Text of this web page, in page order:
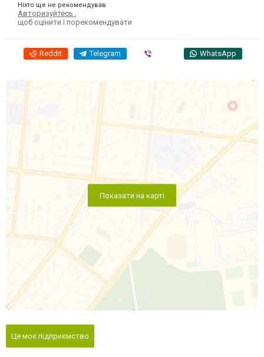
Ніхто ще не рекомендував
Авторизуйтесь
щоб оцінити і порекомендувати
Reddit Telegram WhatsApp
Показати на карті
Це моє підприємство